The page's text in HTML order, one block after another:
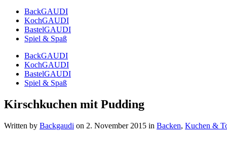
BackGAUDI
KochGAUDI
BastelGAUDI
Spiel & Spaß
BackGAUDI
KochGAUDI
BastelGAUDI
Spiel & Spaß
Kirschkuchen mit Pudding
Written by Backgaudi on 2. November 2015 in Backen, Kuchen &